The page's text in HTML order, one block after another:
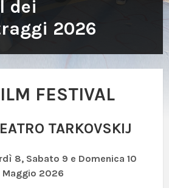
dei
2026
FESTIVAL
TARKOVSKIJ
8, Sabato 9 e Domenica 10
Maggio 2026